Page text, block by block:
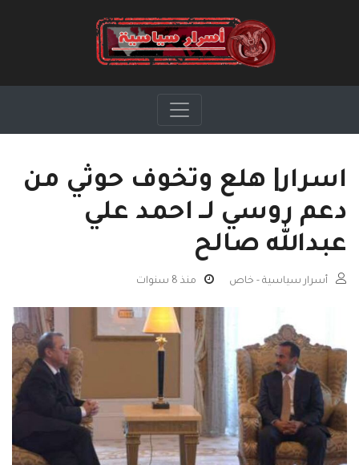
اسرار| هلع وتخوف حوثي من
دعم روسي لــ احمد علي
عبدالله صالح
أسرار سياسية - خاص منذ 8 سنوات